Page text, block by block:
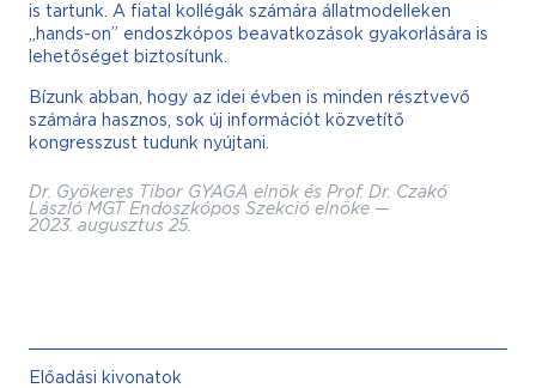
is tartunk. A fiatal kollégák számára állatmodelleken
„hands-on” endoszkópos beavatkozások gyakorlására is
lehetőséget biztosítunk.
Bízunk abban, hogy az idei évben is minden résztvevő
számára hasznos, sok új információt közvetítő
kongresszust tudunk nyújtani.
Dr. Gyökeres Tibor GYAGA elnök és Prof. Dr. Czakó
László MGT Endoszkópos Szekció elnöke —
2023. augusztus 25.
Előadási kivonatok